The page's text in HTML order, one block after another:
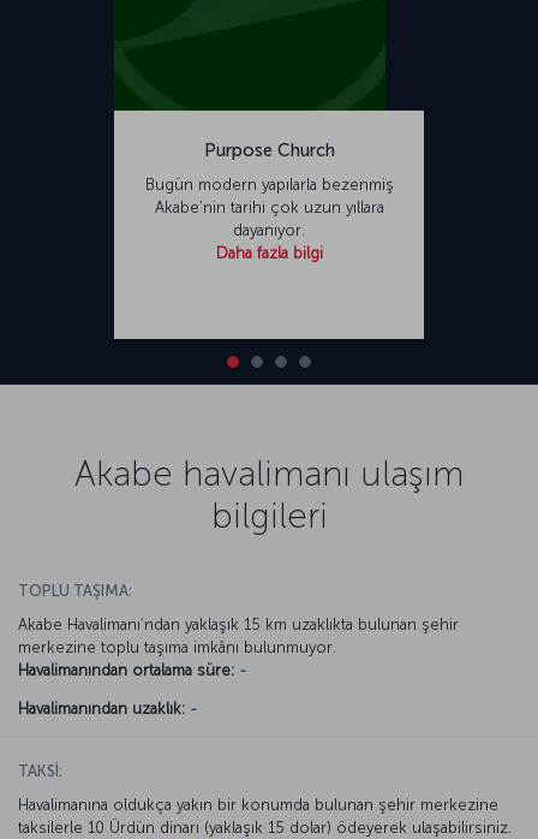
Purpose Church
Bugün modern yapılarla bezenmiş
Akabe’nin tarihi çok uzun yıllara
dayanıyor.
Daha fazla bilgi
Akabe havalimanı ulaşım
bilgileri
TOPLU TAŞIMA:
Akabe Havalimanı’ndan yaklaşık 15 km uzaklıkta bulunan şehir
merkezine toplu taşıma imkânı bulunmuyor.
Havalimanından ortalama süre: -
Havalimanından uzaklık: -
TAKSİ:
Havalimanına oldukça yakın bir konumda bulunan şehir merkezine
taksilerle 10 Ürdün dinarı (yaklaşık 15 dolar) ödeyerek ulaşabilirsiniz.